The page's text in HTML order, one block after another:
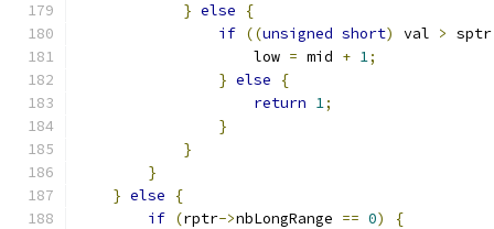
} else
{
if ((unsigned short) val > sptr
		    low
= mid + 1;
} else
{
return 1;
}
}
}
} else
{
if (rptr->nbLongRange == 0)
{